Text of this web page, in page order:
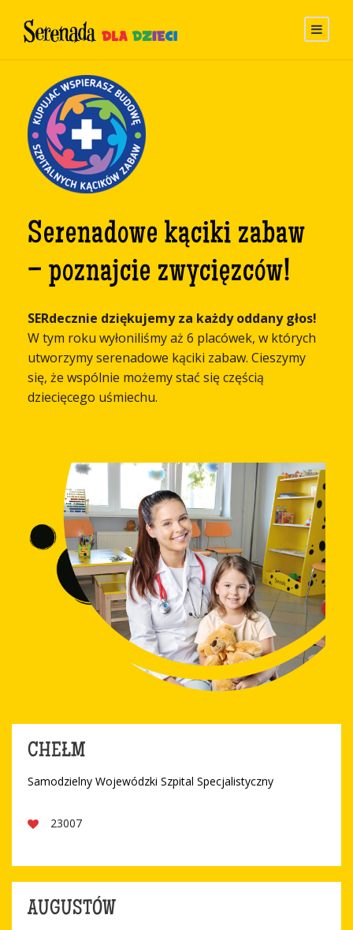
Serenadowe kąciki zabaw
– poznajcie zwycięzców!
SERdecznie dziękujemy za każdy oddany głos!
W tym roku wyłoniliśmy aż 6 placówek, w których
utworzymy serenadowe kąciki zabaw. Cieszymy
się, że wspólnie możemy stać się częścią
dziecięcego uśmiechu.
CHEŁM
Samodzielny Wojewódzki Szpital Specjalistyczny
23007
AUGUSTÓW